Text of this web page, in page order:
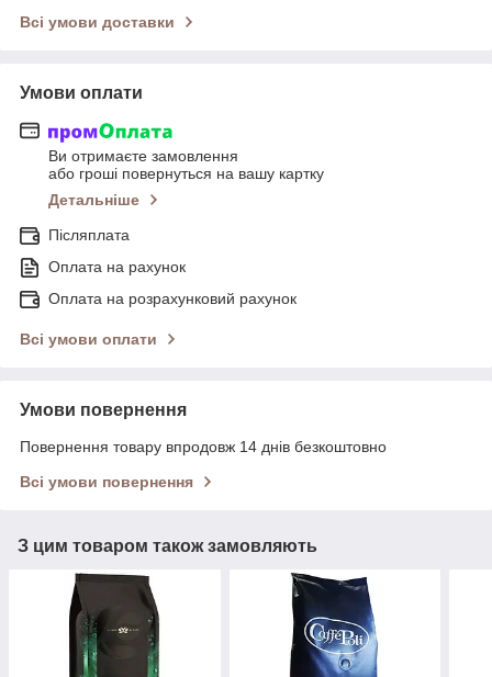
Всі умови доставки
Умови оплати
Ви отримаєте замовлення
або гроші повернуться на вашу картку
Детальніше
Післяплата
Оплата на рахунок
Оплата на розрахунковий рахунок
Всі умови оплати
Умови повернення
Повернення товару впродовж 14 днів безкоштовно
Всі умови повернення
З цим товаром також замовляють